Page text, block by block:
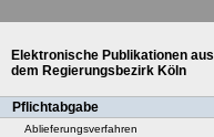
Elektronische Publikationen aus
dem Regierungsbezirk Köln
Pflichtabgabe
Ablieferungsverfahren